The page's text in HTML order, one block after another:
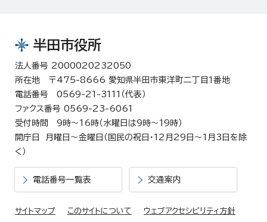
半田市役所
法人番号 2000020232050
所在地 〒475-8666 愛知県半田市東洋町二丁目1番地
電話番号 0569-21-3111（代表）
ファクス番号 0569-23-6061
受付時間 9時～16時（水曜日は9時～19時）
開庁日 月曜日～金曜日（国民の祝日・12月29日～1月3日を除
く）
電話番号一覧表 交通案内
サイトマップ このサイトについて ウェブアクセシビリティ方針